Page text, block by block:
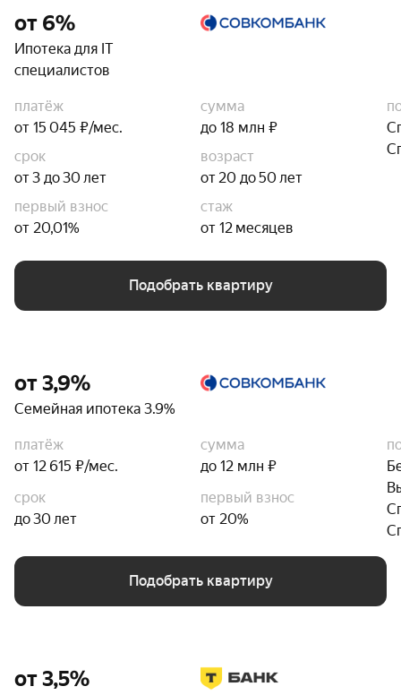
от 6%
Ипотека для IT
специалистов
платёж
от 15 045 ₽/мес.
сумма
до 18 млн ₽
срок
от 3 до 30 лет
возраст
от 20 до 50 лет
первый взнос
от 20,01%
стаж
от 12 месяцев
Подобрать квартиру
от 3,9%
Семейная ипотека 3.9%
платёж
от 12 615 ₽/мес.
сумма
до 12 млн ₽
срок
до 30 лет
первый взнос
от 20%
Подобрать квартиру
от 3,5%